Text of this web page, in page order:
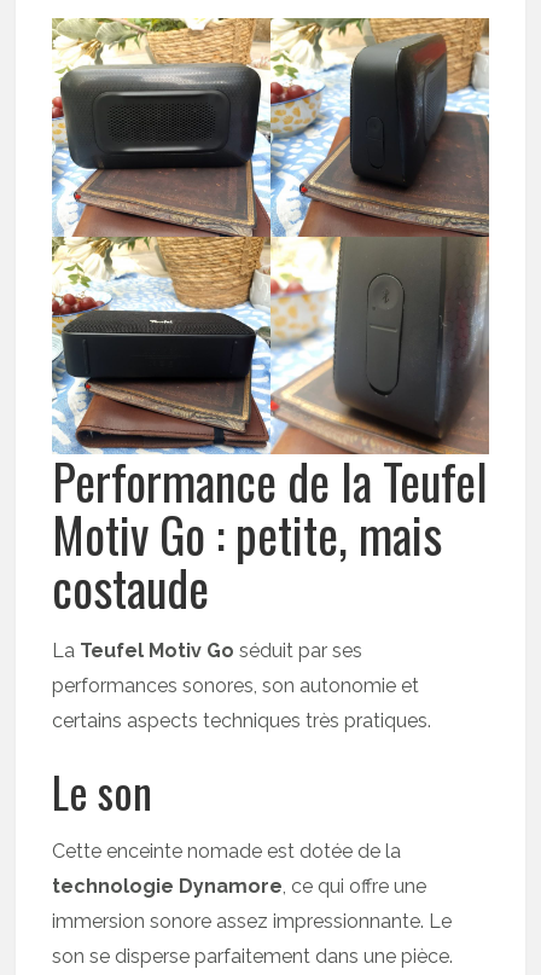
Performance de la Teufel
Motiv Go : petite, mais
costaude
La Teufel Motiv Go séduit par ses
performances sonores, son autonomie et
certains aspects techniques très pratiques.
Le son
Cette enceinte nomade est dotée de la
technologie Dynamore, ce qui offre une
immersion sonore assez impressionnante. Le
son se disperse parfaitement dans une pièce.